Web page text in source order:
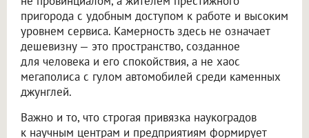
пригорода с удобным доступом к работе и высоким
уровнем сервиса. Камерность здесь не означает
дешевизну — это пространство, созданное
для человека и его спокойствия, а не хаос
мегаполиса с гулом автомобилей среди каменных
джунглей.
Важно и то, что строгая привязка наукоградов
к научным центрам и предприятиям формирует